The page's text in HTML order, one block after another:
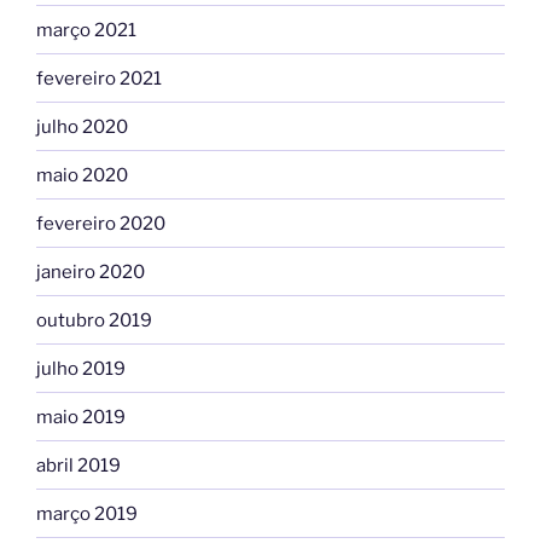
março 2021
fevereiro 2021
julho 2020
maio 2020
fevereiro 2020
janeiro 2020
outubro 2019
julho 2019
maio 2019
abril 2019
março 2019